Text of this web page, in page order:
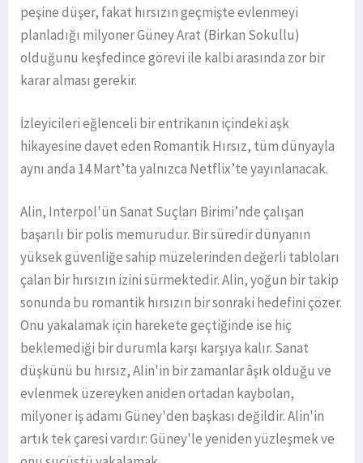
peşine düşer, fakat hırsızın geçmişte evlenmeyi
planladığı milyoner Güney Arat (Birkan Sokullu)
olduğunu keşfedince görevi ile kalbi arasında zor bir
karar alması gerekir.
İzleyicileri eğlenceli bir entrikanın içindeki aşk
hikayesine davet eden Romantik Hırsız, tüm dünyayla
aynı anda 14 Mart’ta yalnızca Netflix’te yayınlanacak.
Alin, Interpol'ün Sanat Suçları Birimi’nde çalışan
başarılı bir polis memurudur. Bir süredir dünyanın
yüksek güvenliğe sahip müzelerinden değerli tabloları
çalan bir hırsızın izini sürmektedir. Alin, yoğun bir takip
sonunda bu romantik hırsızın bir sonraki hedefini çözer.
Onu yakalamak için harekete geçtiğinde ise hiç
beklemediği bir durumla karşı karşıya kalır. Sanat
düşkünü bu hırsız, Alin'in bir zamanlar âşık olduğu ve
evlenmek üzereyken aniden ortadan kaybolan,
milyoner iş adamı Güney'den başkası değildir. Alin'in
artık tek çaresi vardır: Güney'le yeniden yüzleşmek ve